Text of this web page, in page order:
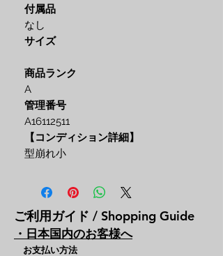
付属品
なし
サイズ
商品ランク
A
管理番号
A16112511
【コンディション詳細】
型崩れ小
ご利用ガイド / Shopping Guide
・日本国内のお客様へ
お支払い方法